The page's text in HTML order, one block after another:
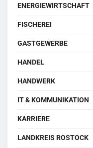
ENERGIEWIRTSCHAFT
FISCHEREI
GASTGEWERBE
HANDEL
HANDWERK
IT & KOMMUNIKATION
KARRIERE
LANDKREIS ROSTOCK